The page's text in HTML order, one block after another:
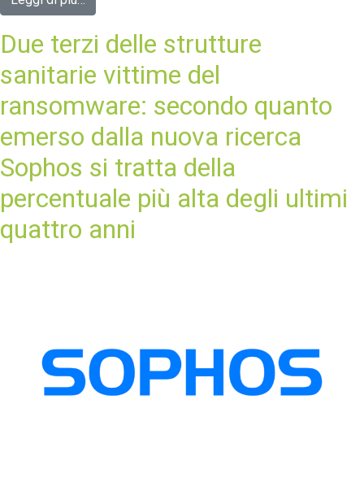
Due terzi delle strutture
sanitarie vittime del
ransomware: secondo quanto
emerso dalla nuova ricerca
Sophos si tratta della
percentuale più alta degli ultimi
quattro anni